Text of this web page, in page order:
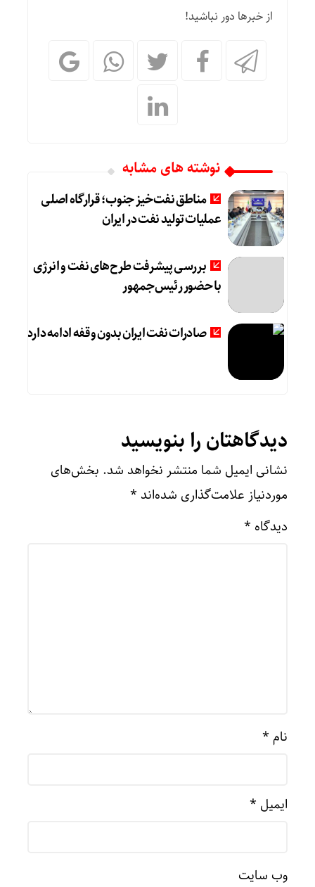
از خبرها دور نباشید!
نوشته های مشابه
مناطق نفت‌خیز جنوب؛ قرارگاه اصلی
عملیات تولید نفت در ایران
بررسی پیشرفت طرح‌های نفت و انرژی
با حضور رئیس‌جمهور
صادرات نفت ایران بدون وقفه ادامه دارد
دیدگاهتان را بنویسید
نشانی ایمیل شما منتشر نخواهد شد. بخش‌های
موردنیاز علامت‌گذاری شده‌اند *
دیدگاه *
نام *
ایمیل *
وب‌ سایت